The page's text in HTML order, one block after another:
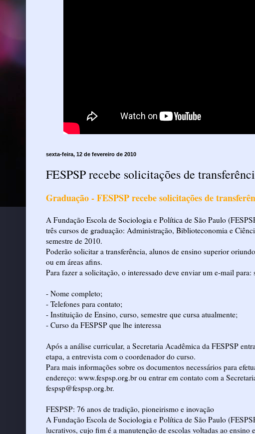
sexta-feira, 12 de fevereiro de 2010
FESPSP recebe solicitações de
Graduação - FESPSP recebe solicitações de
A Fundação Escola de Sociologia e Política de São Paulo
três cursos de graduação: Administração, Biblioteconomia e
semestre de 2010.
Poderão solicitar a transferência, alunos de ensino superior
ou em áreas afins.
Para fazer a solicitação, o interessado deve enviar um e-mail
- Nome completo;
- Telefones para contato;
- Instituição de Ensino, curso, semestre que cursa atualmente;
- Curso da FESPSP que lhe interessa
Após a análise curricular, a Secretaria Acadêmica da FESPSP
etapa, a entrevista com o coordenador do curso.
Para mais informações sobre os documentos necessários para
endereço: www.fespsp.org.br ou entrar em contato com a
fespsp@fespsp.org.br.
FESPSP: 76 anos de tradição, pioneirismo e inovação
A Fundação Escola de Sociologia e Política de São Paulo
lucrativos, cujo fim é a manutenção de escolas voltadas ao